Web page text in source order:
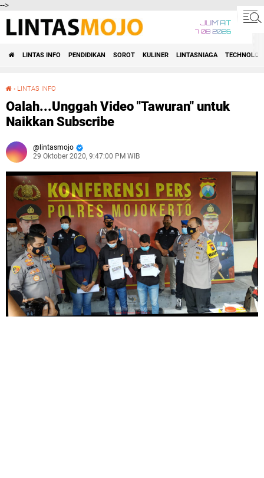
-->
JUM'AT
7 08 2026
LINTAS INFO PENDIDIKAN SOROT KULINER LINTASNIAGA
› LINTAS INFO
Oalah...Unggah Video "Tawuran" untuk
Naikkan Subscribe
lintasmojo
29 Oktober 2020, 9:47:00 PM WIB